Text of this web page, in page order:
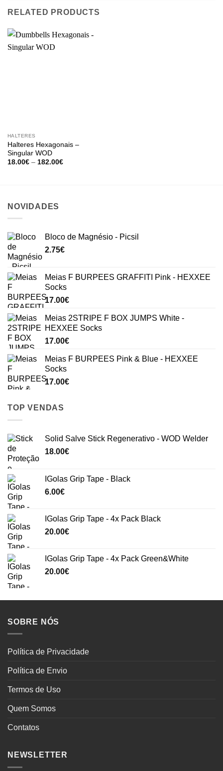
RELATED PRODUCTS
HALTERES
Halteres Hexagonais –
Singular WOD
18.00€ – 182.00€Price
NOVIDADES
Bloco de Magnésio - Picsil
2.75€
Meias F BURPEES GRAFFITI Pink - HEXXEE
Socks
17.00€
Meias 2STRIPE F BOX JUMPS White -
HEXXEE Socks
17.00€
Meias F BURPEES Pink & Blue - HEXXEE
Socks
17.00€
TOP VENDAS
Solid Salve Stick Regenerativo - WOD Welder
18.00€
IGolas Grip Tape - Black
6.00€
IGolas Grip Tape - 4x Pack Black
20.00€
IGolas Grip Tape - 4x Pack Green&White
20.00€
SOBRE NÓS
Política de Privacidade
Política de Envio
Termos de Uso
Quem Somos
Contatos
NEWSLETTER